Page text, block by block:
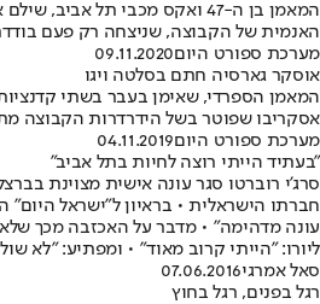
המאמן בן ה-47 ואקס מכבי תל
האנמית של הקבוצה, שניצחה רק פעם
מערכת ספורט היום09.11.2020
אוסקר גארסיה חתם בסלטה ויגו
המאמן הספרדי, שאימן בעבר בשתי
אסקריבו שפוטר בשל הידרדרות הקבוצה
מערכת ספורט היום04.11.2019
"בעתיד הייתי רוצה לחיות בתל אביב"
סרג'י רוברטו סגר עונה אישית מצוינת
חברתו הישראלית • בראיון ל"ישראל
עונה מדהימה" • מדבר על האכזבה מכך
ליורו: "הייתי קרוב מאוד" • ומפתיע: "לא
סאל אמרגי07.06.2016
רגל בפנים, רגל בחוץ